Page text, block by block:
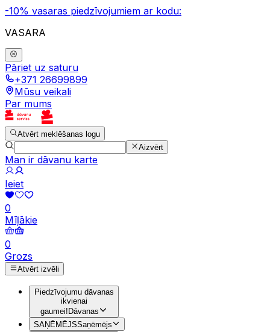
-10% vasaras piedzīvojumiem ar kodu:
VASARA
Pāriet uz saturu
+371 26699899
Mūsu veikali
Par mums
Atvērt meklēšanas logu
Aizvērt
Man ir dāvanu karte
Ieiet
0
Mīļākie
0
Grozs
Atvērt izvēli
Piedzīvojumu dāvanas
ikvienai
gaumei!Dāvanas
SAŅĒMĒJSSaņēmējs